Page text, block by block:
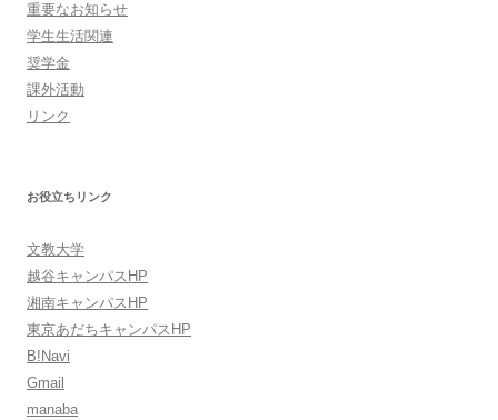
重要なお知らせ
学生生活関連
奨学金
課外活動
リンク
お役立ちリンク
文教大学
越谷キャンパスHP
湘南キャンパスHP
東京あだちキャンパスHP
B!Navi
Gmail
manaba